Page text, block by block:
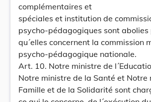
complémentaires et
spéciales et institution de
psycho-pédagogiques sont
qu´elles concernent la commission
psycho-pédagogique nationale.
Art. 10. Notre ministre de
Notre ministre de la Santé et Notre
Famille et de la Solidarité sont